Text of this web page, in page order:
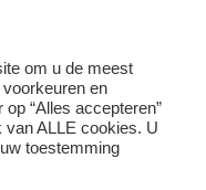
om u de meest
en
“Alles accepteren”
ALLE cookies. U
toestemming